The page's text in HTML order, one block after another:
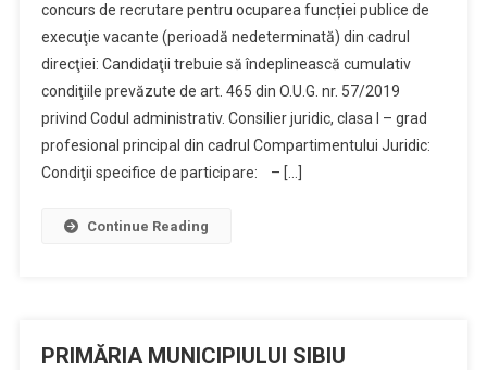
concurs de recrutare pentru ocuparea funcției publice de
execuţie vacante (perioadă nedeterminată) din cadrul
direcţiei: Candidaţii trebuie să îndeplinească cumulativ
condiţiile prevăzute de art. 465 din O.U.G. nr. 57/2019
privind Codul administrativ. Consilier juridic, clasa I – grad
profesional principal din cadrul Compartimentului Juridic:
Condiţii specifice de participare: – […]
Continue Reading
PRIMĂRIA MUNICIPIULUI SIBIU